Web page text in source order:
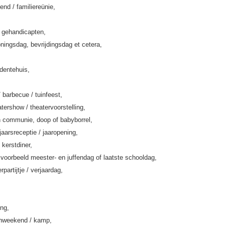
/ familiereünie,
bevrijdingsdag et cetera,
/ tuinfeest,
/ theatervoorstelling,
doop of babyborrel,
/ jaaropening,
meester- en juffendag of laatste schooldag,
/ verjaardag,
/ kamp,